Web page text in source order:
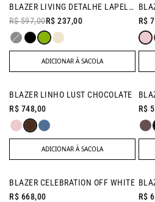
BAZAR
BLAZER LIVING DETALHE LAPELA VERDE OLIVA
R$ 597,00R$ 237,00
ADICIONAR À SACOLA
R$
NEW IN
BLAZER LINHO LUST CHOCOLATE
R$ 748,00
ADICIONAR À SACOLA
R$
NEW IN
BLAZER CELEBRATION OFF WHITE
R$ 668,00
R$